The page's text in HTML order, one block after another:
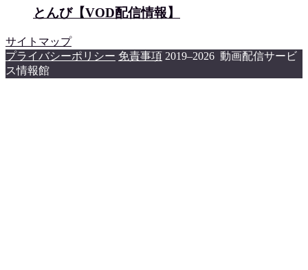
とんび【VOD配信情報】
サイトマップ
プライバシーポリシー 免責事項 2019–2026 動画配信サービ
ス情報館